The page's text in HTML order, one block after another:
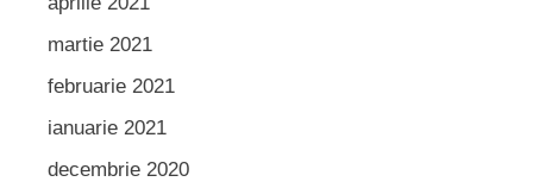
martie 2021
februarie 2021
ianuarie 2021
decembrie 2020